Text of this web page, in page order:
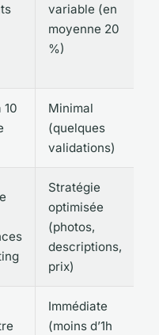
variable (en
moyenne 20
%)
10
Minimal
(quelques
validations)
Stratégie
optimisée
(photos,
descriptions,
prix)
Immédiate
(moins d’1h